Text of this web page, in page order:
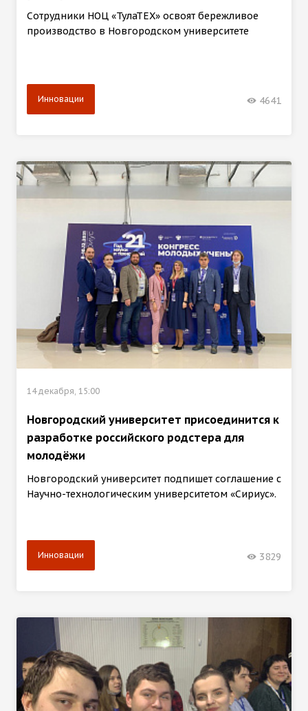
Сотрудники НОЦ «ТулаТЕХ» освоят бережливое
производство в Новгородском университете
Инновации 4641
14 декабря, 15:00
Новгородский университет присоединится к
разработке российского родстера для
молодёжи
Новгородский университет подпишет соглашение с
Научно-технологическим университетом «Сириус».
Инновации 3829